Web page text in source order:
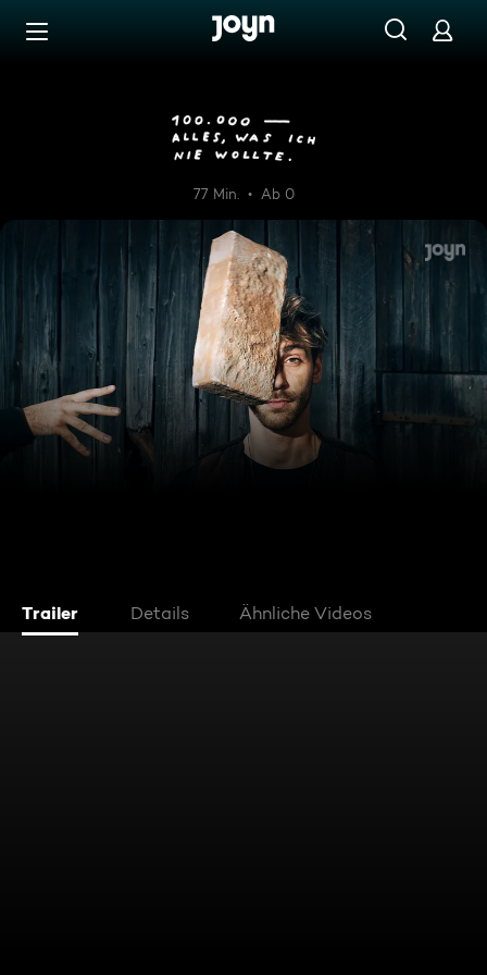
Zum Inhalt springen
100.000 - Alles, was ich nie
77 Min. Ab 0
Trailer Details Ähnliche Videos